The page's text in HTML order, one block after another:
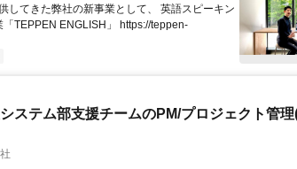
してきた弊社の新事業として、 英語スピーキン
TEPPEN ENGLISH」 https://teppen-
ステム部支援チームのPM/プロジェクト管